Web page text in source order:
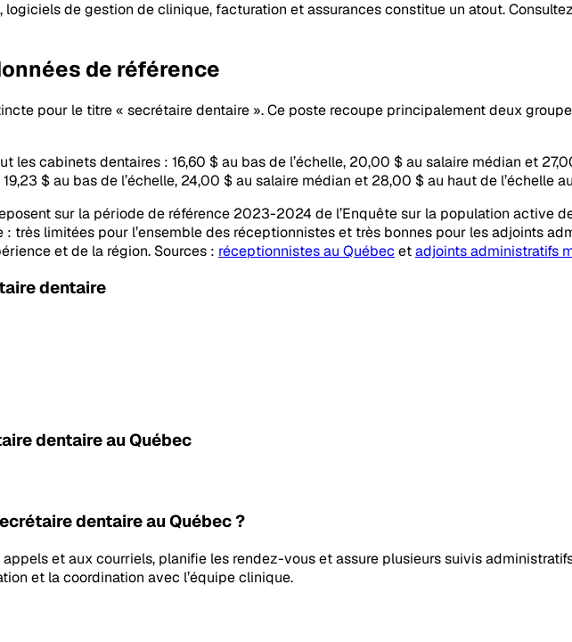
de gestion de clinique, facturation et assurances constitue un atout.
de référence
pour le titre « secrétaire dentaire ». Ce poste recoupe principalement deux
les cabinets dentaires : 16,60 $ au bas de l’échelle, 20,00 $ au salaire médian et
19,23 $ au bas de l’échelle, 24,00 $ au salaire médian et 28,00 $ au haut de l’échelle
sur la période de référence 2023-2024 de l’Enquête sur la population active
très limitées pour l’ensemble des réceptionnistes et très bonnes pour les adjoints
et de la région. Sources : réceptionnistes au Québec etadjoints administratifs
dentaire
dentaire au Québec
dentaire au Québec ?
et aux courriels, planifie les rendez-vous et assure plusieurs suivis
et la coordination avec l’équipe clinique.